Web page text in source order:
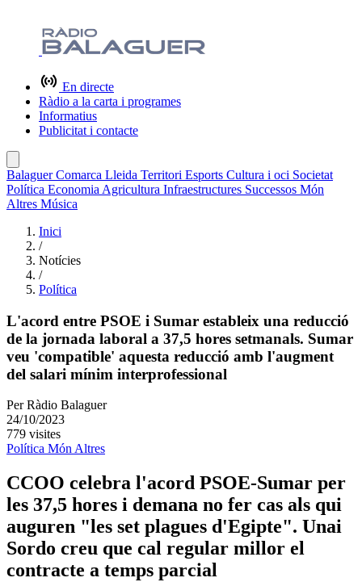
En directe
Ràdio a la carta i programes
Informatius
Publicitat i contacte
BalaguerComarca Lleida Territori Esports Cultura i oci Societat
Política Economia Agricultura Infraestructures Successos Món
Altres Música
Inici
/
Notícies
/
Política
L'acord entre PSOE i Sumar estableix una reducció
de la jornada laboral a 37,5 hores setmanals. Sumar
veu 'compatible' aquesta reducció amb l'augment
del salari mínim interprofessional
Per Ràdio Balaguer
24/10/2023
779 visites
Política MónAltres
CCOO celebra l'acord PSOE-Sumar per
les 37,5 hores i demana no fer cas als qui
auguren "les set plagues d'Egipte". Unai
Sordo creu que cal regular millor el
contracte a temps parcial